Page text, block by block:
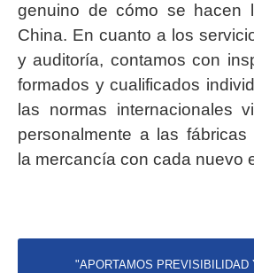
genuino de cómo se hacen
China. En cuanto a los
y auditoría, contamos con
formados y cualificados
las normas internacionales
personalmente a las fábricas
la mercancía con cada nuevo
"APORTAMOS PREVISIBILIDAD